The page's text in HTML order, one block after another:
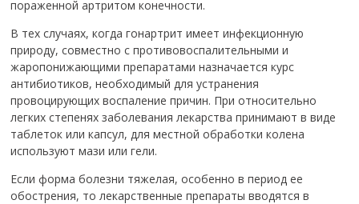
пораженной артритом конечности.
В тех случаях, когда гонартрит имеет инфекционную
природу, совместно с противовоспалительными и
жаропонижающими препаратами назначается курс
антибиотиков, необходимый для устранения
провоцирующих воспаление причин. При относительно
легких степенях заболевания лекарства принимают в виде
таблеток или капсул, для местной обработки колена
используют мази или гели.
Если форма болезни тяжелая, особенно в период ее
обострения, то лекарственные препараты вводятся в